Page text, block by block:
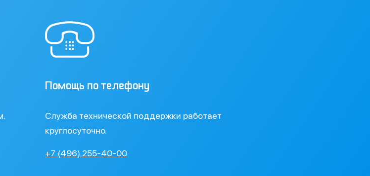
Помощь по телефону
Служба технической поддержки работает
круглосуточно.
+7 (496) 255-40-00